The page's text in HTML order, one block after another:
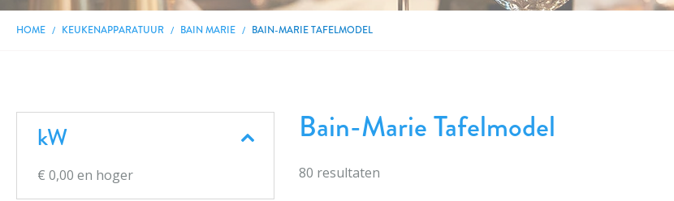
HOME KEUKENAPPARATUUR BAIN MARIE BAIN-MARIE TAFELMODEL
Bain-Marie Tafelmodel
80 resultaten
kW
€ 0,00 en hoger